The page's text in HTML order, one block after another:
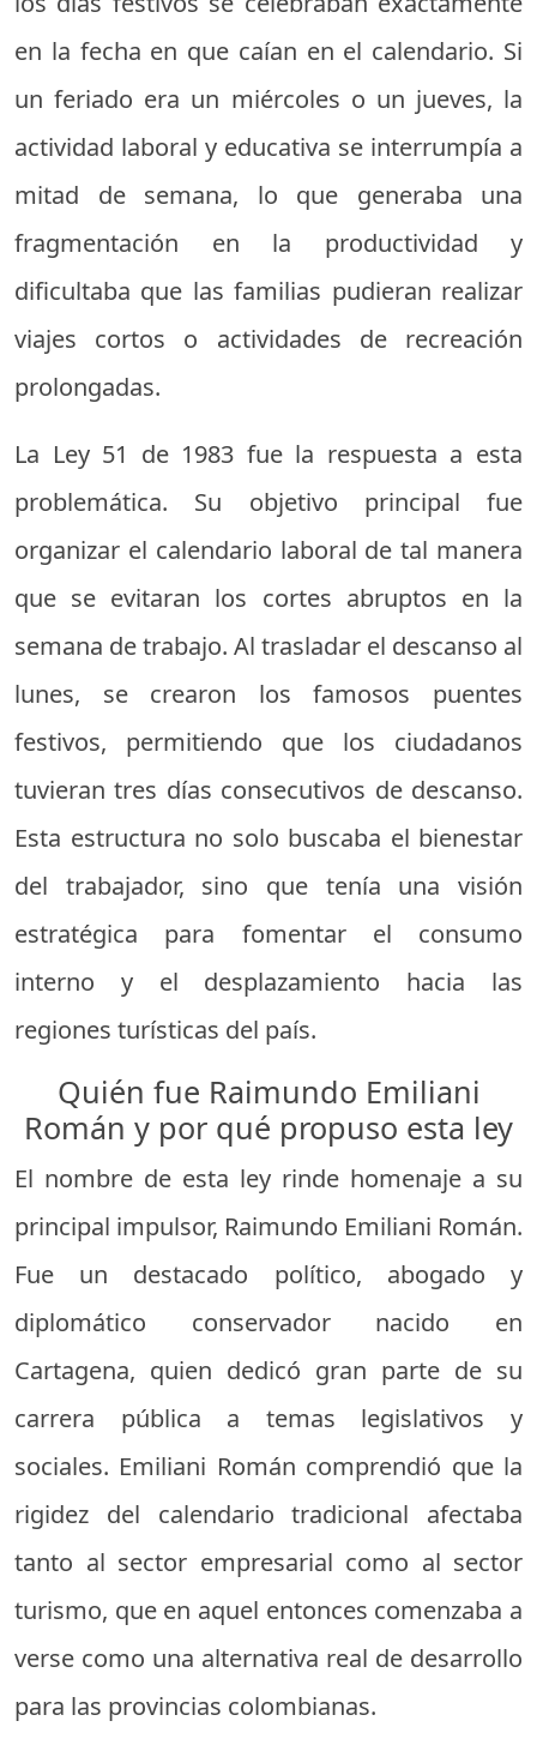
en la fecha en que caían en el calendario. Si
un feriado era un miércoles o un jueves, la
actividad laboral y educativa se interrumpía a
mitad de semana, lo que generaba una
fragmentación en la productividad y
dificultaba que las familias pudieran realizar
viajes cortos o actividades de recreación
prolongadas.
La Ley 51 de 1983 fue la respuesta a esta
problemática. Su objetivo principal fue
organizar el calendario laboral de tal manera
que se evitaran los cortes abruptos en la
semana de trabajo. Al trasladar el descanso al
lunes, se crearon los famosos puentes
festivos, permitiendo que los ciudadanos
tuvieran tres días consecutivos de descanso.
Esta estructura no solo buscaba el bienestar
del trabajador, sino que tenía una visión
estratégica para fomentar el consumo
interno y el desplazamiento hacia las
regiones turísticas del país.
Quién fue Raimundo Emiliani
Román y por qué propuso esta ley
El nombre de esta ley rinde homenaje a su
principal impulsor, Raimundo Emiliani Román.
Fue un destacado político, abogado y
diplomático conservador nacido en
Cartagena, quien dedicó gran parte de su
carrera pública a temas legislativos y
sociales. Emiliani Román comprendió que la
rigidez del calendario tradicional afectaba
tanto al sector empresarial como al sector
turismo, que en aquel entonces comenzaba a
verse como una alternativa real de desarrollo
para las provincias colombianas.